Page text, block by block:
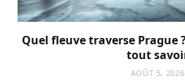
Quel fleuve traverse Prague
tout
AOÛT 5, 2026